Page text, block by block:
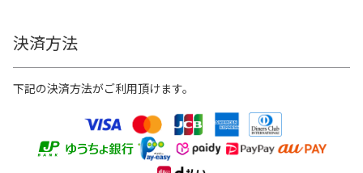
決済方法
下記の決済方法がご利用頂けます。